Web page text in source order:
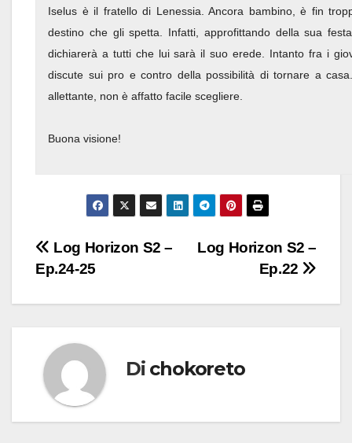
Iselus è il fratello di Lenessia. Ancora bambino, è fin
destino che gli spetta. Infatti, approfittando della sua
dichiarerà a tutti che lui sarà il suo erede. Intanto fra i
discute sui pro e contro della possibilità di tornare a
allettante, non è affatto facile scegliere.
Buona visione!
Navigazione
articoli
Log Horizon S2 –
Ep.22
Log Horizon S2 –
Ep.24-25
Di chokoreto